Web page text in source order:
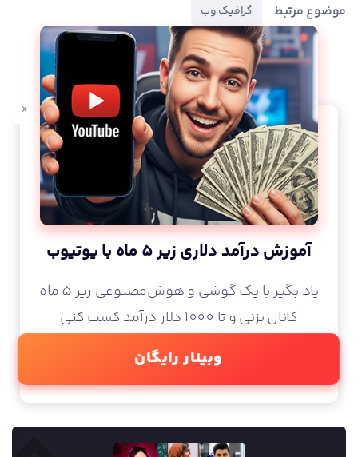
موضوع مرتبط گرافیک وب
x
آموزش درآمد دلاری زیر 5 ماه با یوتیوب
یاد بگیر با یک گوشی و هوش‌مصنوعی زیر 5 ماه
کانال بزنی و تا 1000 دلار درآمد کسب کنی
وبینار رایگان